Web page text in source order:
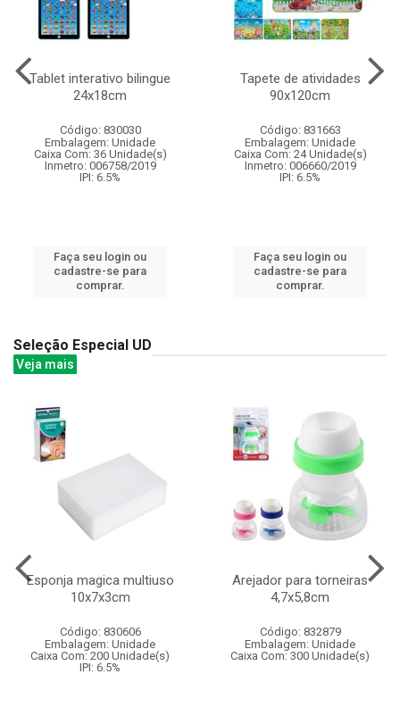
Tablet interativo bilingue
24x18cm
Código: 830030
Embalagem: Unidade
Caixa Com: 36 Unidade(s)
Inmetro: 006758/2019
IPI: 6.5%
Faça seu login ou
cadastre-se para
comprar.
Tapete de atividades
90x120cm
Código: 831663
Embalagem: Unidade
Caixa Com: 24 Unidade(s)
Inmetro: 006660/2019
IPI: 6.5%
Faça seu login ou
cadastre-se para
comprar.
Seleção Especial UD
Veja mais
Esponja magica multiuso
10x7x3cm
Código: 830606
Embalagem: Unidade
Caixa Com: 200 Unidade(s)
IPI: 6.5%
Arejador para torneiras
4,7x5,8cm
Código: 832879
Embalagem: Unidade
Caixa Com: 300 Unidade(s)